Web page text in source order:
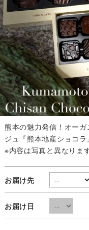
熊本の魅力発信！オー
ジュ『熊本地産ショコラ
※内容は写真と異なります
お届け先
お届け日